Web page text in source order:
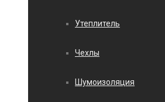
Утеплитель
Чехлы
Шумоизоляция